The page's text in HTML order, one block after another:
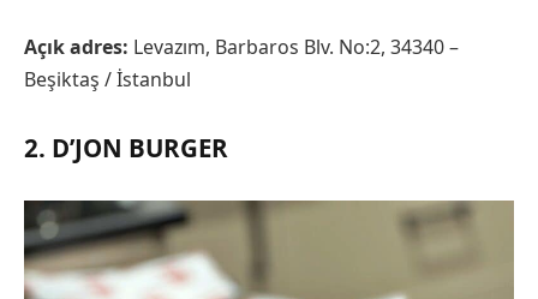
Açık adres: Levazım, Barbaros Blv. No:2, 34340 –
Beşiktaş / İstanbul
2. D’JON BURGER